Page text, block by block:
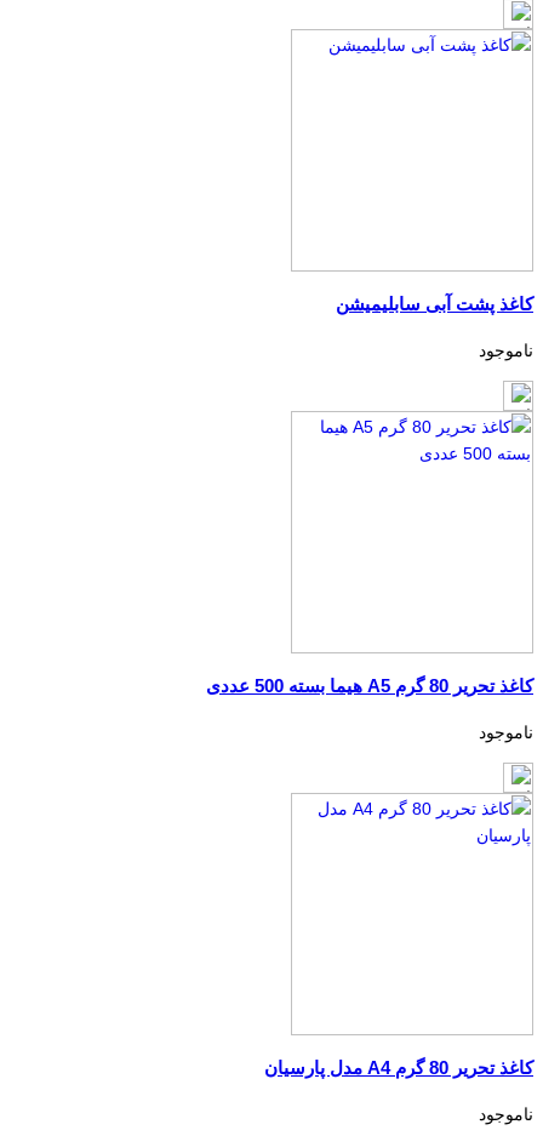
کاغذ پشت آبی سابلیمیشن
ناموجود
کاغذ تحریر 80 گرم A5 هیما بسته 500 عددی
ناموجود
کاغذ تحریر 80 گرم A4 مدل پارسیان
ناموجود